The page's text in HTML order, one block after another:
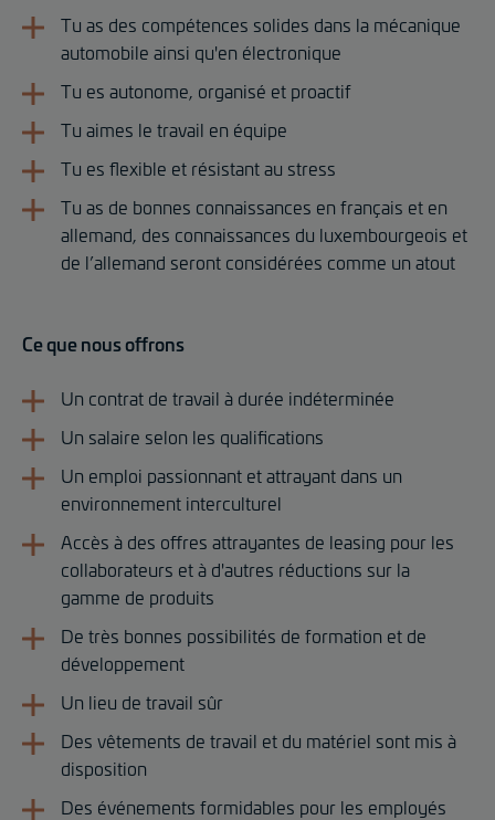
Tu as des compétences solides dans la mécanique
automobile ainsi qu'en électronique
Tu es autonome, organisé et proactif
Tu aimes le travail en équipe
Tu es flexible et résistant au stress
Tu as de bonnes connaissances en français et en
allemand, des connaissances du luxembourgeois et
de l’allemand seront considérées comme un atout
Ce que nous offrons
Un contrat de travail à durée indéterminée
Un salaire selon les qualifications
Un emploi passionnant et attrayant dans un
environnement interculturel
Accès à des offres attrayantes de leasing pour les
collaborateurs et à d'autres réductions sur la
gamme de produits
De très bonnes possibilités de formation et de
développement
Un lieu de travail sûr
Des vêtements de travail et du matériel sont mis à
disposition
Des événements formidables pour les employés